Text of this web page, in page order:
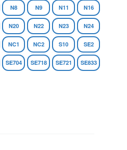
N8 N9 N11 N16
N20 N22 N23 N24
NC1 NC2 S10 SE2
SE704 SE718 SE721 SE833